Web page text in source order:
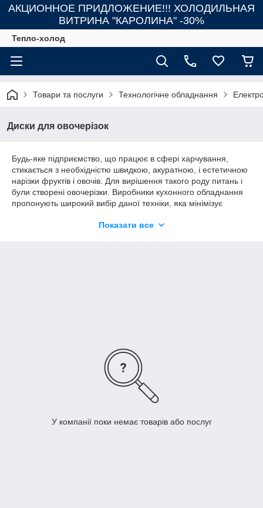
АКЦИОННОЕ ПРИДЛОЖЕНИЕ!!! ХОЛОДИЛЬНАЯ
ВИТРИНА "КАРОЛИНА" -30%
Тепло-холод
Товари та послуги Технологічне обладнання
Диски для овочерізок
Будь-яке підприємство, що працює в сфері харчування,
стикається з необхідністю швидкою, акуратною, і естетичною
нарізки фруктів і овочів. Для вирішення такого роду питань і
були створені овочерізки. Виробники кухонного обладнання
пропонують широкий вибір даної техніки, яка мінімізує
Показати все
У компанії поки немає товарів або послуг